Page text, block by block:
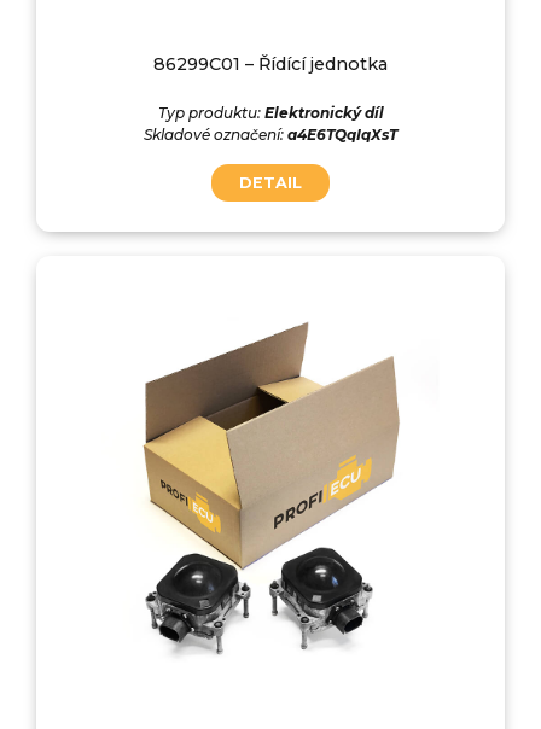
86299C01 – Řídící jednotka
Typ produktu: Elektronický díl
Skladové označení: a4E6TQqIqXsT
DETAIL